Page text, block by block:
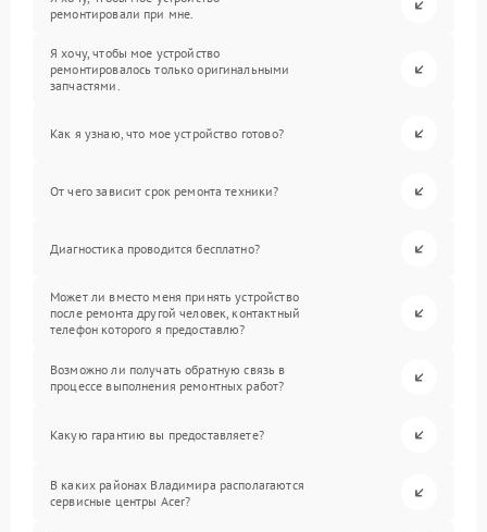
ремонтировали при мне.
Я хочу, чтобы мое устройство
ремонтировалось только оригинальными
запчастями.
Как я узнаю, что мое устройство готово?
От чего зависит срок ремонта техники?
Диагностика проводится бесплатно?
Может ли вместо меня принять устройство
после ремонта другой человек, контактный
телефон которого я предоставлю?
Возможно ли получать обратную связь в
процессе выполнения ремонтных работ?
Какую гарантию вы предоставляете?
В каких районах Владимира располагаются
сервисные центры Acer?